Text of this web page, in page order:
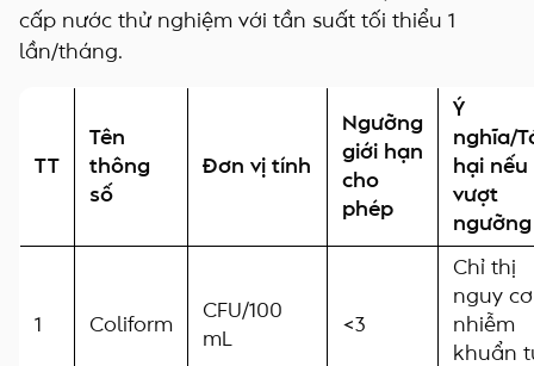
cấp nước thử nghiệm với tần suất tối thiểu 1
lần/tháng.
TT
Tên
thông
số
Đơn vị tính
Ngưỡng
giới hạn
cho
phép
Ý
nghĩa/
hại nếu
vượt
ngưỡng
1 Coliform
CFU/100
mL
<3
Chỉ thị
nguy cơ
nhiễm
khuẩn